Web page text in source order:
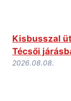
Kisbusszal
Técsői
2026.08.08.